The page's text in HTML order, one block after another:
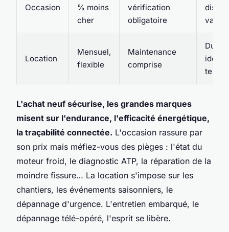
Occasion
% moins
cher
vérification
obligatoire
Location
Mensuel,
flexible
Maintenance
comprise
idéal
L'achat neuf sécurise, les grandes marques
misent sur l'endurance, l'efficacité énergétique,
la traçabilité connectée. L'occasion rassure par
son prix mais méfiez-vous des pièges : l'état du
moteur froid, le diagnostic ATP, la réparation de la
moindre fissure… La location s'impose sur les
chantiers, les événements saisonniers, le
dépannage d'urgence. L'entretien embarqué, le
dépannage télé-opéré, l'esprit se libère.